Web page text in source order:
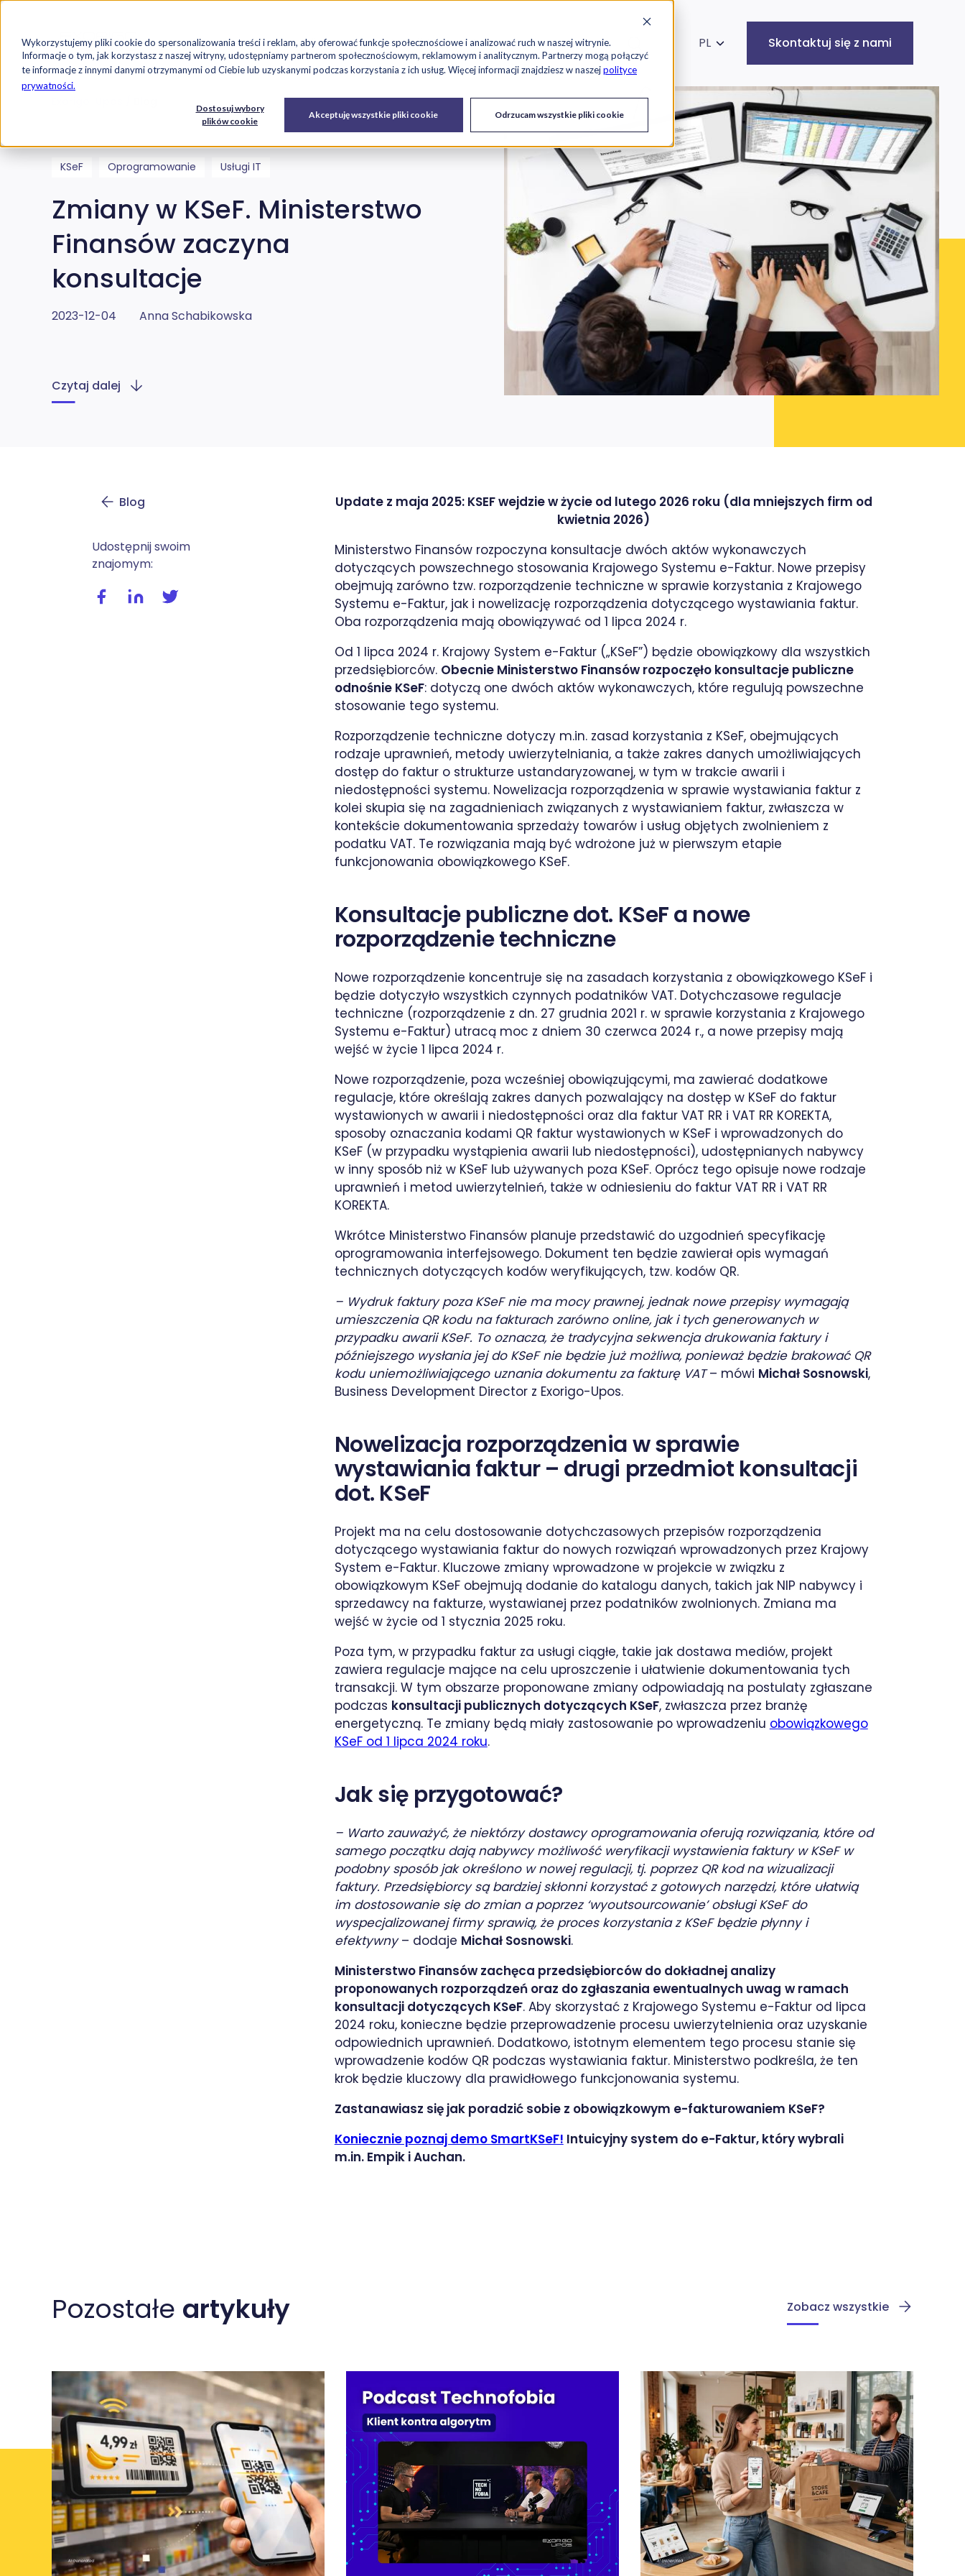
Wykorzystujemy pliki cookie do spersonalizowania treści i reklam, aby oferować funkcje społecznościowe i analizować ruch w naszej witrynie.
Informacje o tym, jak korzystasz z naszej witryny, udostępniamy partnerom społecznościowym, reklamowym i analitycznym. Partnerzy mogą połączyć
te informacje z innymi danymi otrzymanymi od Ciebie lub uzyskanymi podczas korzystania z ich usług. Więcej informacji znajdziesz w naszejpolityce
prywatności.
Dostosuj wybory
plików cookie
Akceptuję wszystkie pliki cookie Odrzucam wszystkie pliki cookie
Przejdź do treści
Oferta
E-
commerce
fiskalne
Urządzenia
urządzeń
Infrastruktura
IT
Cyberbezpieczeństwo
Case studies Raport RetailTech Blog O nas Kariera Szukaj na stronie
PL Skontaktuj się z nami
KSeF Oprogramowanie Usługi IT
Zmiany w KSeF. Ministerstwo
Finansów zaczyna
konsultacje
2023-12-04 Anna Schabikowska
Czytaj dalej
Blog
Udostępnij swoim
znajomym:
Udostępnij wpis na facebooku
Udostępnij wpis na linkedIn
Udostępnij wpis na twitterze / X
Update z maja 2025: KSEF wejdzie w życie od lutego 2026 roku (dla mniejszych firm od
kwietnia 2026)
Ministerstwo Finansów rozpoczyna konsultacje dwóch aktów wykonawczych
dotyczących powszechnego stosowania Krajowego Systemu e-Faktur. Nowe przepisy
obejmują zarówno tzw. rozporządzenie techniczne w sprawie korzystania z Krajowego
Systemu e-Faktur, jak i nowelizację rozporządzenia dotyczącego wystawiania faktur.
Oba rozporządzenia mają obowiązywać od 1 lipca 2024 r.
Od 1 lipca 2024 r. Krajowy System e-Faktur („KSeF”) będzie obowiązkowy dla wszystkich
przedsiębiorców. Obecnie Ministerstwo Finansów rozpoczęło konsultacje publiczne
odnośnie KSeF: dotyczą one dwóch aktów wykonawczych, które regulują powszechne
stosowanie tego systemu.
Rozporządzenie techniczne dotyczy m.in. zasad korzystania z KSeF, obejmujących
rodzaje uprawnień, metody uwierzytelniania, a także zakres danych umożliwiających
dostęp do faktur o strukturze ustandaryzowanej, w tym w trakcie awarii i
niedostępności systemu. Nowelizacja rozporządzenia w sprawie wystawiania faktur z
kolei skupia się na zagadnieniach związanych z wystawianiem faktur, zwłaszcza w
kontekście dokumentowania sprzedaży towarów i usług objętych zwolnieniem z
podatku VAT. Te rozwiązania mają być wdrożone już w pierwszym etapie
funkcjonowania obowiązkowego KSeF.
Konsultacje publiczne dot. KSeF a nowe
rozporządzenie techniczne
Nowe rozporządzenie koncentruje się na zasadach korzystania z obowiązkowego KSeF i
będzie dotyczyło wszystkich czynnych podatników VAT. Dotychczasowe regulacje
techniczne (rozporządzenie z dn. 27 grudnia 2021 r. w sprawie korzystania z Krajowego
Systemu e-Faktur) utracą moc z dniem 30 czerwca 2024 r., a nowe przepisy mają
wejść w życie 1 lipca 2024 r.
Nowe rozporządzenie, poza wcześniej obowiązującymi, ma zawierać dodatkowe
regulacje, które określają zakres danych pozwalający na dostęp w KSeF do faktur
wystawionych w awarii i niedostępności oraz dla faktur VAT RR i VAT RR KOREKTA,
sposoby oznaczania kodami QR faktur wystawionych w KSeF i wprowadzonych do
KSeF (w przypadku wystąpienia awarii lub niedostępności), udostępnianych nabywcy
w inny sposób niż w KSeF lub używanych poza KSeF. Oprócz tego opisuje nowe rodzaje
uprawnień i metod uwierzytelnień, także w odniesieniu do faktur VAT RR i VAT RR
KOREKTA.
Wkrótce Ministerstwo Finansów planuje przedstawić do uzgodnień specyfikację
oprogramowania interfejsowego. Dokument ten będzie zawierał opis wymagań
technicznych dotyczących kodów weryfikujących, tzw. kodów QR.
– Wydruk faktury poza KSeF nie ma mocy prawnej, jednak nowe przepisy wymagają
umieszczenia QR kodu na fakturach zarówno online, jak i tych generowanych w
przypadku awarii KSeF. To oznacza, że tradycyjna sekwencja drukowania faktury i
późniejszego wysłania jej do KSeF nie będzie już możliwa, ponieważ będzie brakować QR
kodu uniemożliwiającego uznania dokumentu za fakturę VAT– mówi Michał Sosnowski,
Business Development Director z Exorigo-Upos.
Nowelizacja rozporządzenia w sprawie
wystawiania faktur – drugi przedmiot konsultacji
dot. KSeF
Projekt ma na celu dostosowanie dotychczasowych przepisów rozporządzenia
dotyczącego wystawiania faktur do nowych rozwiązań wprowadzonych przez Krajowy
System e-Faktur. Kluczowe zmiany wprowadzone w projekcie w związku z
obowiązkowym KSeF obejmują dodanie do katalogu danych, takich jak NIP nabywcy i
sprzedawcy na fakturze, wystawianej przez podatników zwolnionych. Zmiana ma
wejść w życie od 1 stycznia 2025 roku.
Poza tym, w przypadku faktur za usługi ciągłe, takie jak dostawa mediów, projekt
zawiera regulacje mające na celu uproszczenie i ułatwienie dokumentowania tych
transakcji. W tym obszarze proponowane zmiany odpowiadają na postulaty zgłaszane
podczas konsultacji publicznych dotyczących KSeF, zwłaszcza przez branżę
energetyczną. Te zmiany będą miały zastosowanie po wprowadzeniu obowiązkowego
KSeF od 1 lipca 2024 roku.
Jak się przygotować?
– Warto zauważyć, że niektórzy dostawcy oprogramowania oferują rozwiązania, które od
samego początku dają nabywcy możliwość weryfikacji wystawienia faktury w KSeF w
podobny sposób jak określono w nowej regulacji, tj. poprzez QR kod na wizualizacji
faktury. Przedsiębiorcy są bardziej skłonni korzystać z gotowych narzędzi, które ułatwią
im dostosowanie się do zmian a poprzez ‘wyoutsourcowanie’ obsługi KSeF do
wyspecjalizowanej firmy sprawią, że proces korzystania z KSeF będzie płynny i
efektywny– dodaje Michał Sosnowski.
Ministerstwo Finansów zachęca przedsiębiorców do dokładnej analizy
proponowanych rozporządzeń oraz do zgłaszania ewentualnych uwag w ramach
konsultacji dotyczących KSeF. Aby skorzystać z Krajowego Systemu e-Faktur od lipca
2024 roku, konieczne będzie przeprowadzenie procesu uwierzytelnienia oraz uzyskanie
odpowiednich uprawnień. Dodatkowo, istotnym elementem tego procesu stanie się
wprowadzenie kodów QR podczas wystawiania faktur. Ministerstwo podkreśla, że ten
krok będzie kluczowy dla prawidłowego funkcjonowania systemu.
Zastanawiasz się jak poradzić sobie z obowiązkowym e-fakturowaniem KSeF?
Koniecznie poznaj demo SmartKSeF! Intuicyjny system do e-Faktur, który wybrali
m.in. Empik i Auchan.
Pozostałe artykuły Zobacz wszystkie